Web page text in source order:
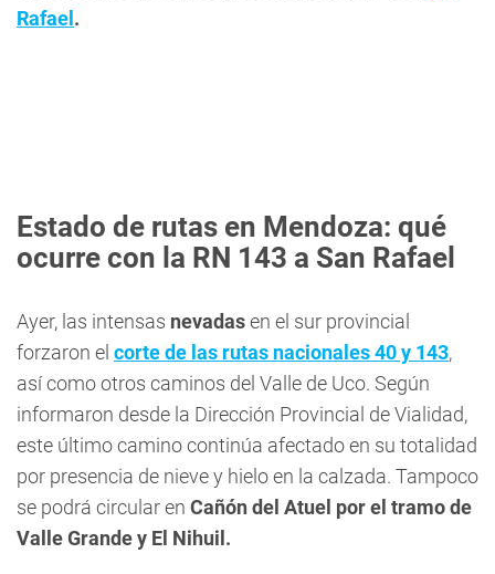
Rafael .
Estado de rutas en Mendoza: qué
ocurre con la RN 143 a San Rafael
Ayer, las intensas nevadasen el sur provincial
forzaron el corte de las rutas nacionales 40 y 143,
así como otros caminos del Valle de Uco. Según
informaron desde la Dirección Provincial de Vialidad,
este último camino continúa afectado en su totalidad
por presencia de nieve y hielo en la calzada. Tampoco
se podrá circular en Cañón del Atuel por el tramo de
Valle Grande y El Nihuil.